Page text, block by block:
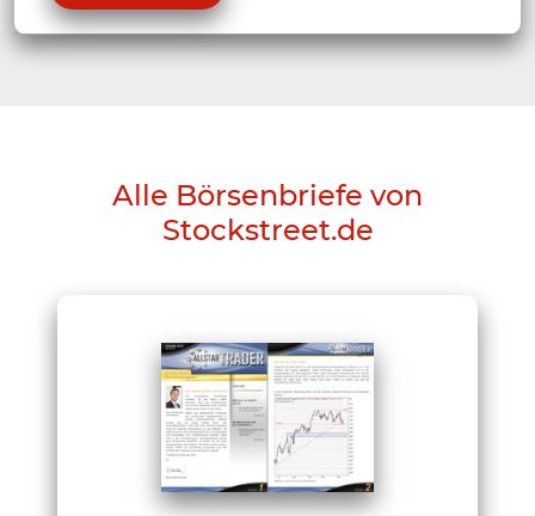
Alle Börsenbriefe von
Stockstreet.de